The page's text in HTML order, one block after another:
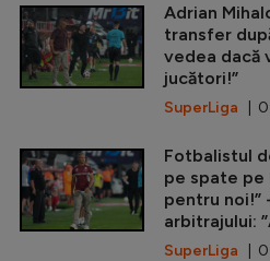
Adrian
transfer
vedea dacă
jucători!”
SuperLiga |
Fotbalistul
pe spate pe
pentru noi!”
arbitrajului:
SuperLiga |